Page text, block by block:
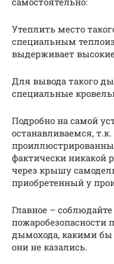
Утеплить место
специальным
выдерживает
Для вывода такого
специальные
Подробно на самой
останавливаемся,
фактически никакой
через крышу
приобретенный у
Главное –
пожаробезопасности
дымохода, какими
они не казались.